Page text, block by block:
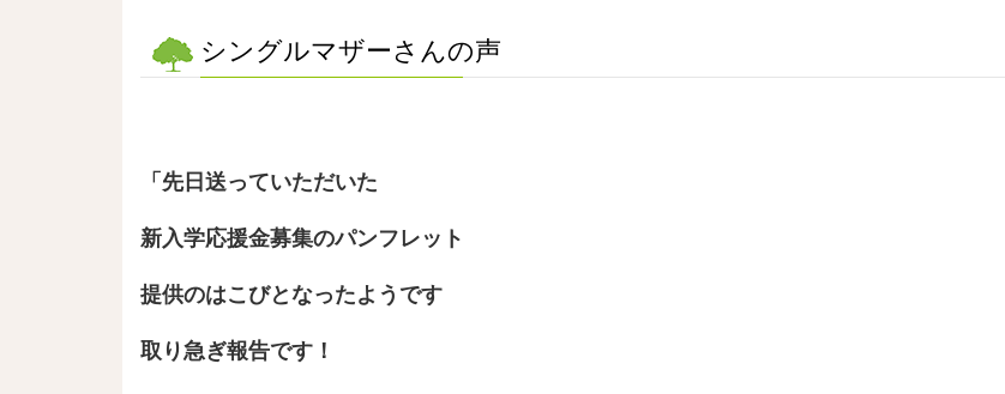
シングルマザーさんの声
「先日送っていただいた
新入学応援金募集のパンフレット
提供のはこびとなったようです
取り急ぎ報告です！